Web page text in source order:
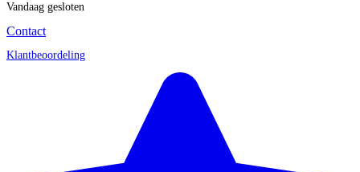
Vandaag gesloten
Contact
Klantbeoordeling